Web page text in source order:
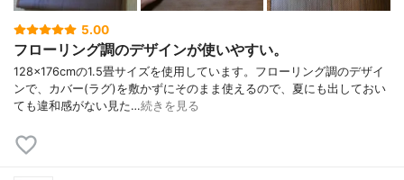
5.00
フローリング調のデザインが使いやすい。
128×176cmの1.5畳サイズを使用しています。フローリング調のデザイ
ンで、カバー(ラグ)を敷かずにそのまま使えるので、夏にも出しておい
ても違和感がない見た…続きを見る